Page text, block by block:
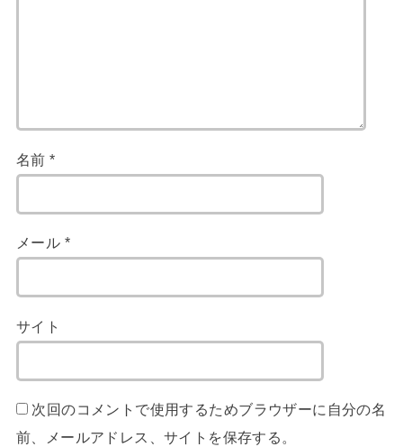
名前*
メール *
サイト
次回のコメントで使用するためブラウザーに自分の名
前、メールアドレス、サイトを保存する。